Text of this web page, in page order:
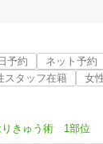
が加算されていま
富な先生方の下で
後、日本に帰国し
、日本経穴委員会
予約 ネット予約
スタッフ在籍 女
りきゅう術 1部位